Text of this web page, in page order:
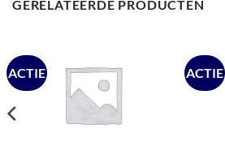
GERELATEERDE PRODUCTEN
ACTIE ACTIE